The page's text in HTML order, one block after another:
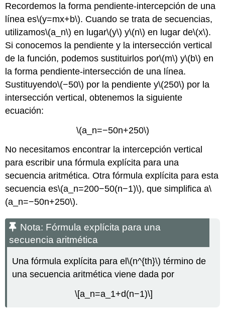
Recordemos la forma pendiente-intercepción de una
línea es\(y=mx+b\). Cuando se trata de secuencias,
utilizamos\(a_n\) en lugar\(y\) y\(n\) en lugar de\(x\).
Si conocemos la pendiente y la intersección vertical
de la función, podemos sustituirlos por\(m\) y\(b\) en
la forma pendiente-intersección de una línea.
Sustituyendo\(−50\) por la pendiente y\(250\) por la
intersección vertical, obtenemos la siguiente
ecuación:
\(a_n=−50n+250\)
No necesitamos encontrar la intercepción vertical
para escribir una fórmula explícita para una
secuencia aritmética. Otra fórmula explícita para esta
secuencia es\(a_n=200−50(n−1)\), que simplifica a\
(a_n=−50n+250\).
Nota: Fórmula explícita para una
secuencia aritmética
Una fórmula explícita para el\(n^{th}\) término de
una secuencia aritmética viene dada por
\[a_n=a_1+d(n−1)\]